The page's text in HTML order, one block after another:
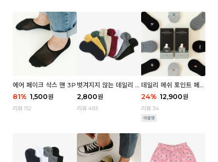
에어 페이크 삭스 맨 3P
81% 1,500원
리뷰 152
벗겨지지 않는 데일리 페
이크 삭스 (우먼)
2,800원
리뷰 493
데일리 메쉬 포인트 페이
크 삭스 우먼 4P
24% 12,900원
리뷰 34